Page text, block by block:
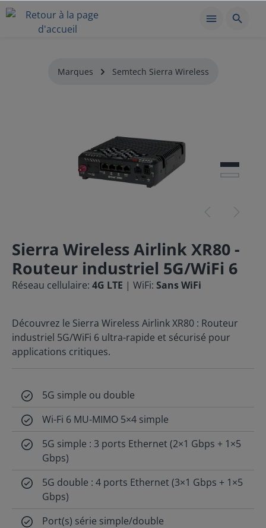
Marques Semtech Sierra Wireless
Sierra Wireless Airlink XR80 -
Routeur industriel 5G/WiFi 6
Réseau cellulaire: 4G LTE | WiFi: Sans WiFi
Découvrez le Sierra Wireless Airlink XR80 : Routeur
industriel 5G/WiFi 6 ultra-rapide et sécurisé pour
applications critiques.
5G simple ou double
Wi-Fi 6 MU-MIMO 5×4 simple
5G simple : 3 ports Ethernet (2×1 Gbps + 1×5
Gbps)
5G double : 4 ports Ethernet (3×1 Gbps + 1×5
Gbps)
Port(s) série simple/double